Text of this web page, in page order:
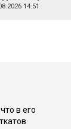
14:51
в его